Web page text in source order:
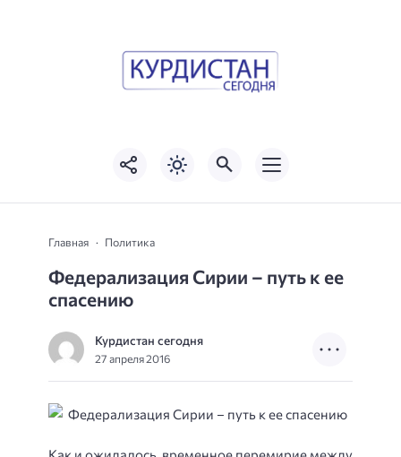
Главная Политика
Федерализация Сирии – путь к ее
спасению
Курдистан сегодня
27 апреля 2016